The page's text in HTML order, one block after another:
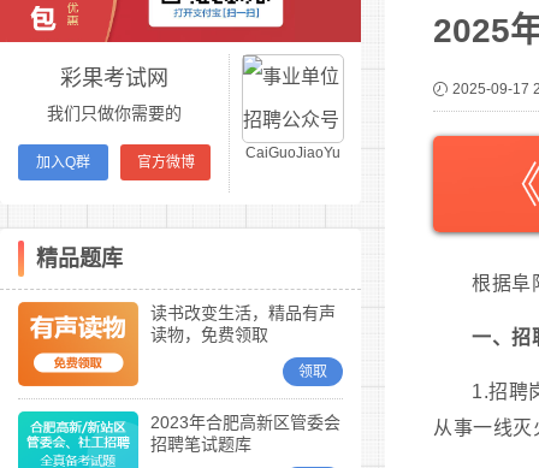
彩果考试网
我们只做你需要的
加入Q群 官方微博
CaiGuoJiaoYu
精品题库
读书改变生活，精品有声
读物，免费领取
领取
2023年合肥高新区管委会
招聘笔试题库
2025
2025-09-17
根据阜
一、招
1.招聘
从事一线